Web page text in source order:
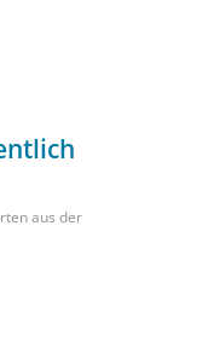
aus der